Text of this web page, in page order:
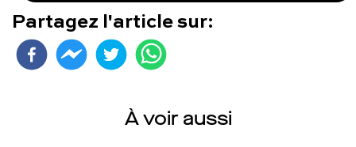
Partagez l'article sur:
À voir aussi